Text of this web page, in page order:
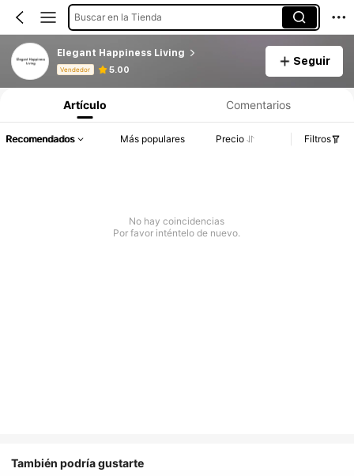
Buscar en la Tienda
Elegant Happiness Living
Vendedor 5.00
Seguir
Artículo Comentarios
Recomendados Más populares Precio Filtros
No hay coincidencias
Por favor inténtelo de nuevo.
También podría gustarte